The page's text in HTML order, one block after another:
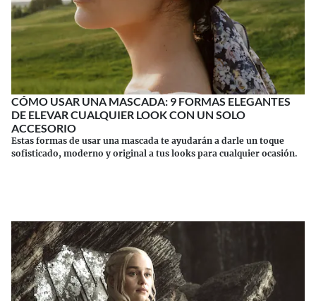
CÓMO USAR UNA MASCADA: 9 FORMAS ELEGANTES
DE ELEVAR CUALQUIER LOOK CON UN SOLO
ACCESORIO
Estas formas de usar una mascada te ayudarán a darle un toque
sofisticado, moderno y original a tus looks para cualquier ocasión.